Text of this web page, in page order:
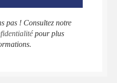
pas ! Consultez notre
pour plus